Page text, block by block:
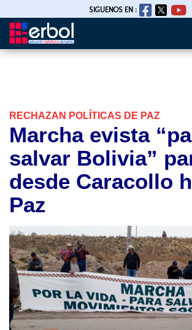
Pasar
SIGUENOS EN :
RECHAZAN POLÍTICAS DE PAZ
Marcha evista
salvar Bolivia”
desde Caracollo
Paz